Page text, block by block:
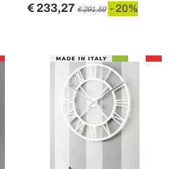
€ 233,27 € 291,59 - 20%